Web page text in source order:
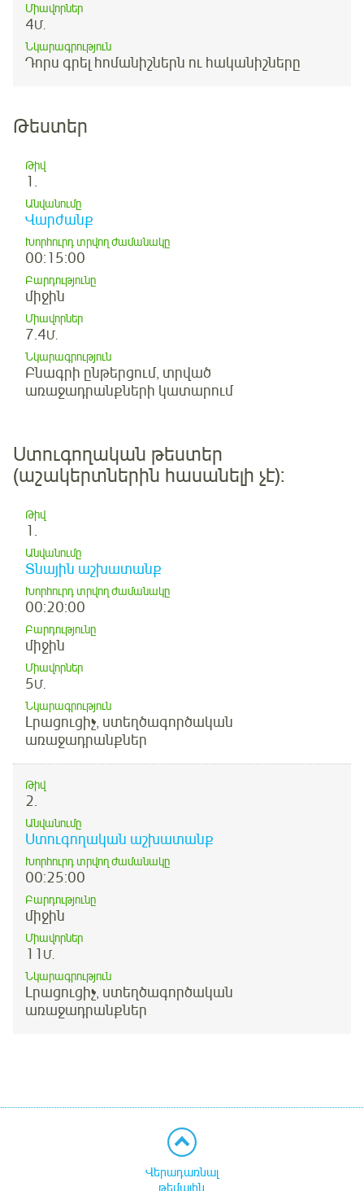
Միավորներ
4Մ.
Նկարագրություն
Դորս գրել հոմանիշներն ու հականիշները
Թեստեր
Թիվ
1.
Անվանումը
Վարժանք
Խորհուրդ տրվող ժամանակը
00:15:00
Բարդությունը
միջին
Միավորներ
7.4Մ.
Նկարագրություն
Բնագրի ընթերցում, տրված
առաջադրանքների կատարում
Ստուգողական թեստեր
(աշակերտներին հասանելի չէ):
Թիվ
1.
Անվանումը
Տնային աշխատանք
Խորհուրդ տրվող ժամանակը
00:20:00
Բարդությունը
միջին
Միավորներ
5Մ.
Նկարագրություն
Լրացուցիչ, ստեղծագործական
առաջադրանքներ
Թիվ
2.
Անվանումը
Ստուգողական աշխատանք
Խորհուրդ տրվող ժամանակը
00:25:00
Բարդությունը
միջին
Միավորներ
11 Մ.
Նկարագրություն
Լրացուցիչ, ստեղծագործական
առաջադրանքներ
Վերադառնալ